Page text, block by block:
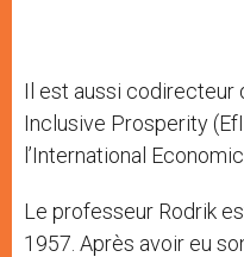
Il est aussi codirecteur
Inclusive Prosperity
l’International
Le professeur Rodrik
1957. Après avoir eu